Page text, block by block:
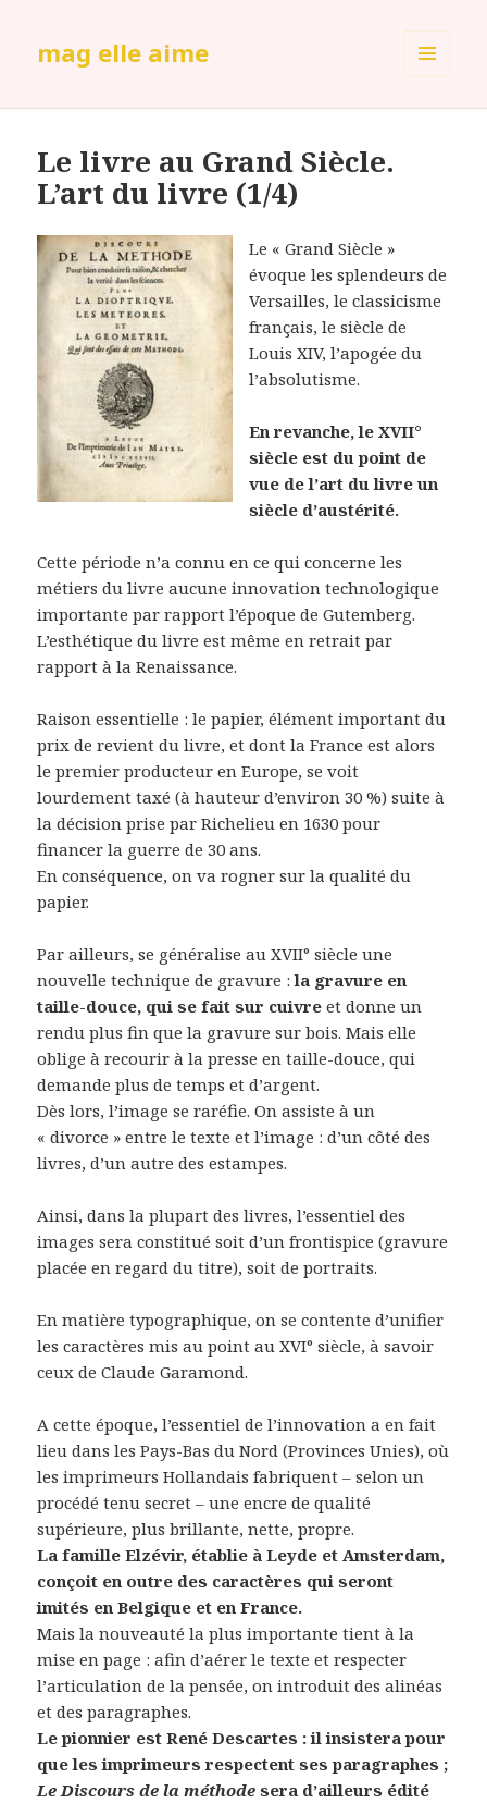
mag elle aime
Le livre au Grand Siècle.
L’art du livre (1/4)
Le « Grand Siècle »
évoque les splendeurs de
Versailles, le classicisme
français, le siècle de
Louis XIV, l’apogée du
l’absolutisme.
En revanche, le XVII°
siècle est du point de
vue de l’art du livre un
siècle d’austérité.
Cette période n’a connu en ce qui concerne les
métiers du livre aucune innovation technologique
importante par rapport l’époque de Gutemberg.
L’esthétique du livre est même en retrait par
rapport à la Renaissance.
Raison essentielle : le papier, élément important du
prix de revient du livre, et dont la France est alors
le premier producteur en Europe, se voit
lourdement taxé (à hauteur d’environ 30 %) suite à
la décision prise par Richelieu en 1630 pour
financer la guerre de 30 ans.
En conséquence, on va rogner sur la qualité du
papier.
Par ailleurs, se généralise au XVII° siècle une
nouvelle technique de gravure :la gravure en
taille-douce, qui se fait sur cuivre et donne un
rendu plus fin que la gravure sur bois. Mais elle
oblige à recourir à la presse en taille-douce, qui
demande plus de temps et d’argent.
Dès lors, l’image se raréfie. On assiste à un
« divorce » entre le texte et l’image : d’un côté des
livres, d’un autre des estampes.
Ainsi, dans la plupart des livres, l’essentiel des
images sera constitué soit d’un frontispice (gravure
placée en regard du titre), soit de portraits.
En matière typographique, on se contente d’unifier
les caractères mis au point au XVI° siècle, à savoir
ceux de Claude Garamond.
A cette époque, l’essentiel de l’innovation a en fait
lieu dans les Pays-Bas du Nord (Provinces Unies), où
les imprimeurs Hollandais fabriquent – selon un
procédé tenu secret – une encre de qualité
supérieure, plus brillante, nette, propre.
La famille Elzévir, établie à Leyde et Amsterdam,
conçoit en outre des caractères qui seront
imités en Belgique et en France.
Mais la nouveauté la plus importante tient à la
mise en page : afin d’aérer le texte et respecter
l’articulation de la pensée, on introduit des alinéas
et des paragraphes.
Le pionnier est René Descartes : il insistera pour
que les imprimeurs respectent ses paragraphes ;
Le Discours de la méthode sera d’ailleurs édité